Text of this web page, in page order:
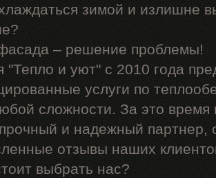
зимой и излишне
– решение проблемы!
"Тепло и уют" с 2010 года
услуги по
сложности. За это
и надежный партнер,
отзывы наших
выбрать нас?